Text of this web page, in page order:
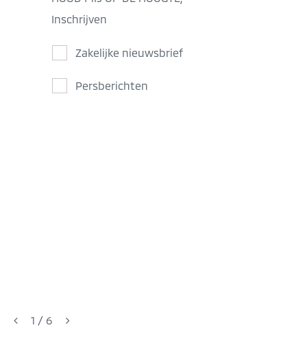
Inschrijven
Zakelijke nieuwsbrief
Persberichten
1 / 6